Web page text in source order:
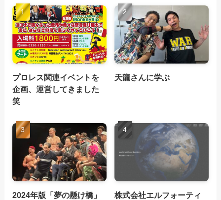
プロレス関連イベントを
企画、運営してきました
笑
天龍さんに学ぶ
2024年版「夢の懸け橋」
株式会社エルフォーティ